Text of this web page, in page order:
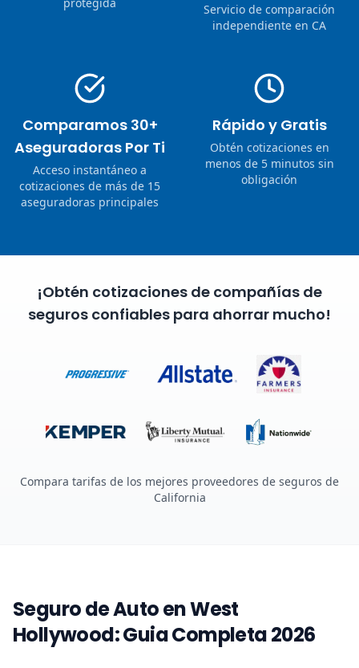
Servicio de comparación
independiente en CA
Comparamos 30+
Aseguradoras Por Ti
Acceso instantáneo a
cotizaciones de más de 15
aseguradoras principales
Rápido y Gratis
Obtén cotizaciones en
menos de 5 minutos sin
obligación
¡Obtén cotizaciones de compañías de
seguros confiables para ahorrar mucho!
Compara tarifas de los mejores proveedores de seguros de
California
Seguro de Auto en West
Hollywood: Guia Completa 2026